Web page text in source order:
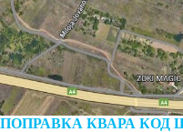
ПОПРАВКА КВАРА КОД